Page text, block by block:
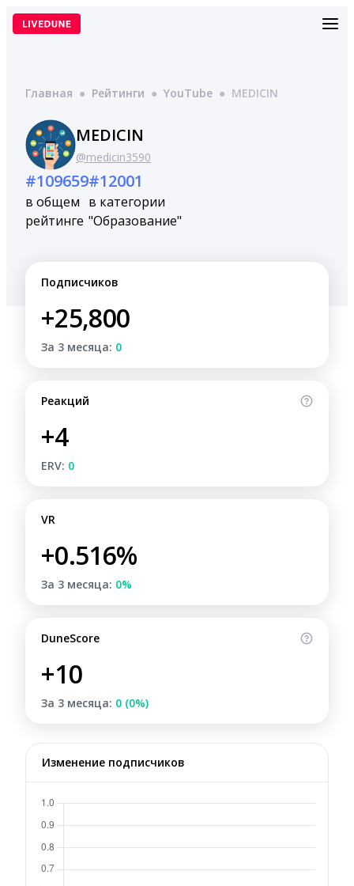
Перейти
Главная ● Рейтинги ● YouTube ● MEDICIN
MEDICIN
@medicin3590
#109659
в общем
рейтинге
#12001
в категории
"Образование"
Подписчиков
+25,800
За 3 месяца: 0
Реакций
+4
ERV: 0
VR
+0.516%
За 3 месяца: 0%
DuneScore
+10
За 3 месяца: 0 (0%)
Изменение подписчиков